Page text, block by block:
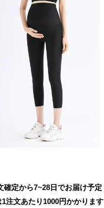
確定から7~28日でお届け予定
注文あたり 1000円かかります